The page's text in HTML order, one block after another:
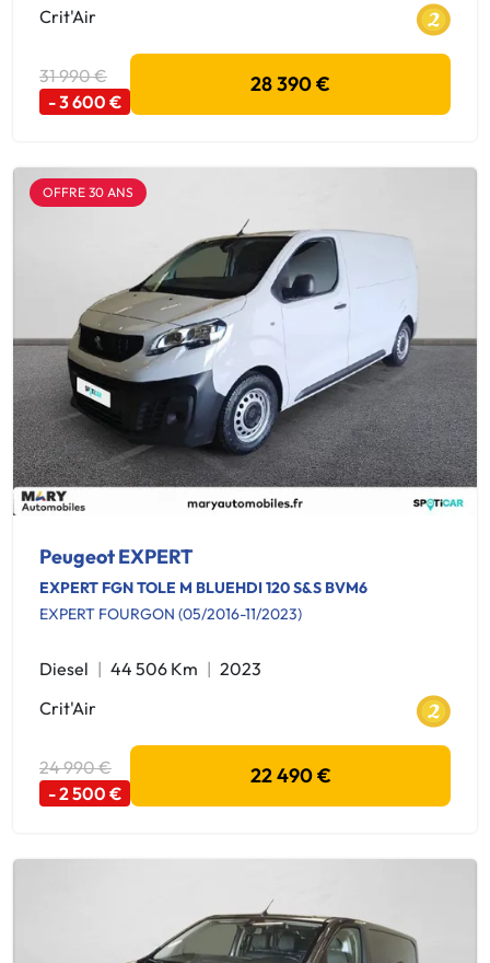
Crit'Air
31 990 €
- 3 600 €
28 390 €
OFFRE 30 ANS
Peugeot EXPERT
EXPERT FGN TOLE M BLUEHDI 120 S&S BVM6
EXPERT FOURGON (05/2016-11/2023)
Diesel 44 506 Km
2023
Crit'Air
24 990 €
- 2 500 €
22 490 €